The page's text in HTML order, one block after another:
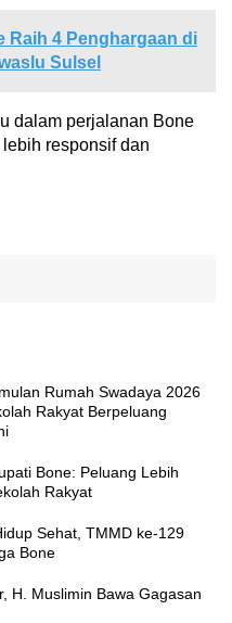
Raih 4 Penghargaan di
Sulsel
dalam perjalanan Bone
responsif dan
Rumah Swadaya 2026
Rakyat Berpeluang
Bone: Peluang Lebih
Rakyat
Sehat, TMMD ke-129
Bone
H. Muslimin Bawa Gagasan